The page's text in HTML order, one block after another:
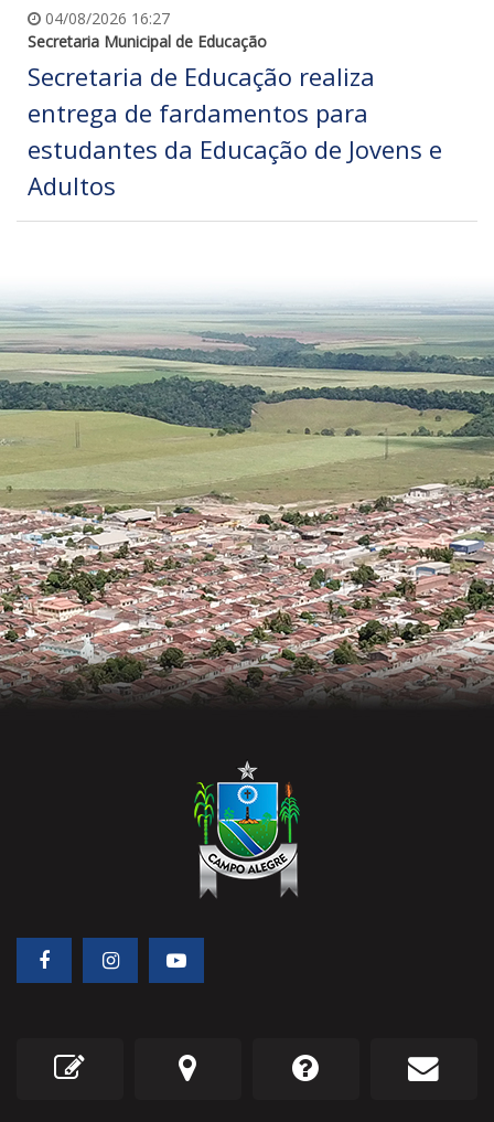
04/08/2026 16:27
Secretaria Municipal de Educação
Secretaria de Educação realiza
entrega de fardamentos para
estudantes da Educação de Jovens e
Adultos